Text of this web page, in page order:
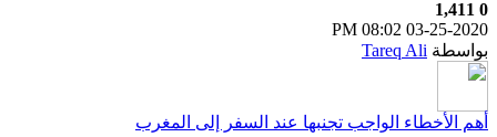
0
1,411
03-25-2020
08:02 PM
بواسطة Tareq Ali
أهم الأخطاء الواجب تجنبها عند السفر إلى المغرب